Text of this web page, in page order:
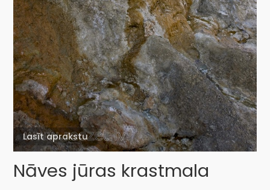
Lasīt aprakstu
Nāves jūras krastmala